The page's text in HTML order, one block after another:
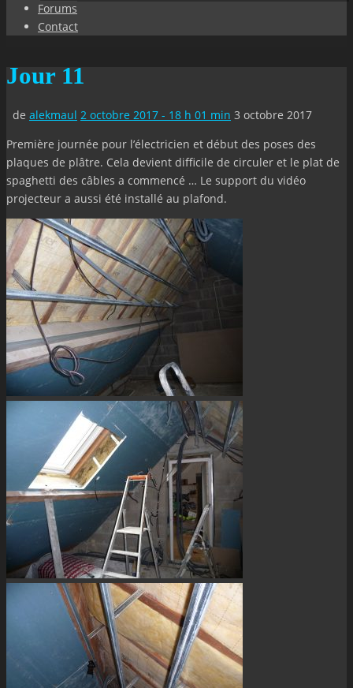
Forums
Contact
Jour 11
de alekmaul 2 octobre 2017 - 18 h 01 min 3 octobre 2017
Première journée pour l’électricien et début des poses des
plaques de plâtre. Cela devient difficile de circuler et le plat de
spaghetti des câbles a commencé … Le support du vidéo
projecteur a aussi été installé au plafond.